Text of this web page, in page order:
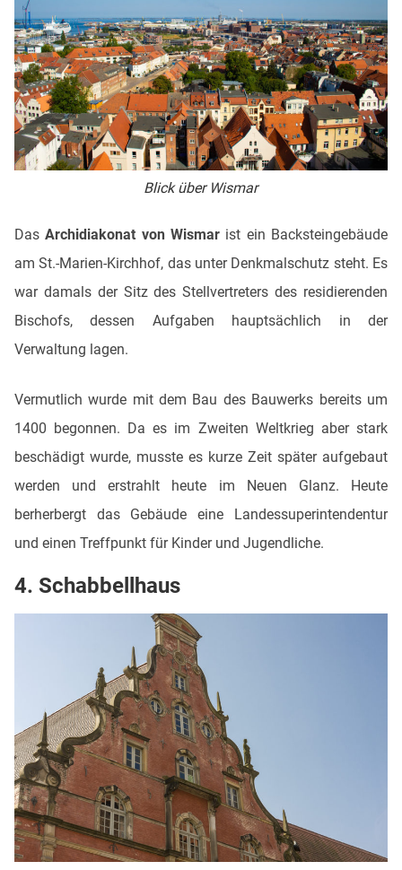
Blick über Wismar
DasArchidiakonat von Wismarist ein Backsteingebäude
am St.-Marien-Kirchhof, das unter Denkmalschutz steht. Es
war damals der Sitz des Stellvertreters des residierenden
Bischofs, dessen Aufgaben hauptsächlich in der
Verwaltung lagen.
Vermutlich wurde mit dem Bau des Bauwerks bereits um
1400 begonnen. Da es im Zweiten Weltkrieg aber stark
beschädigt wurde, musste es kurze Zeit später aufgebaut
werden und erstrahlt heute im Neuen Glanz. Heute
berherbergt das Gebäude eine Landessuperintendentur
und einen Treffpunkt für Kinder und Jugendliche.
4. Schabbellhaus